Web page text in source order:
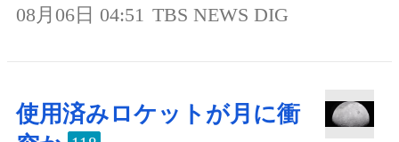
08月06日 04:51 TBS NEWS DIG
使用済みロケットが月に衝